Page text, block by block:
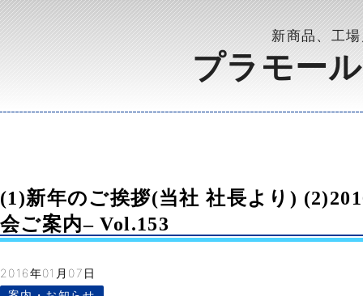
新商品、工
プラモー
(1)新年のご挨拶(当社 社長より)
会ご案内– Vol.153
2016年01月07日